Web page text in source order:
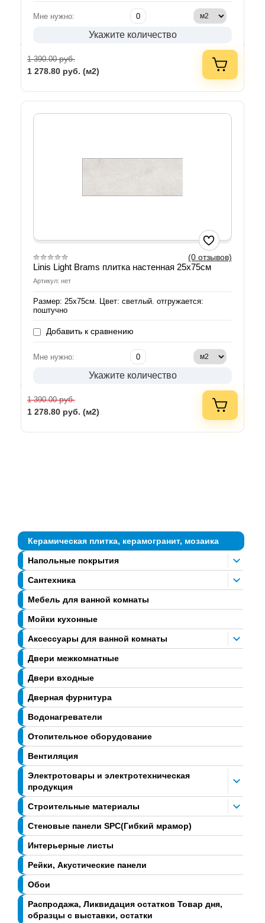
Керамическая плитка, керамогранит, мозаика
Напольные покрытия
Сантехника
Мебель для ванной комнаты
Мойки кухонные
Аксессуары для ванной комнаты
Двери межкомнатные
Двери входные
Дверная фурнитура
Водонагреватели
Отопительное оборудование
Вентиляция
Электротовары и электротехническая
продукция
Строительные материалы
Стеновые панели SPC(Гибкий мрамор)
Интерьерные листы
Рейки, Акустические панели
Обои
Распродажа, Ликвидация остатков Товар дня,
образцы с выставки, остатки
Мне нужно:
Укажите количество
1 390.00руб.
1 278.80 руб. (м2)
(0 отзывов)
Linis Light Brams плитка настенная 25х75см
Артикул: нет
Размер: 25х75см. Цвет: светлый. отгружается:
поштучно
Добавить к сравнению
Мне нужно:
Укажите количество
1 390.00руб.
1 278.80 руб. (м2)